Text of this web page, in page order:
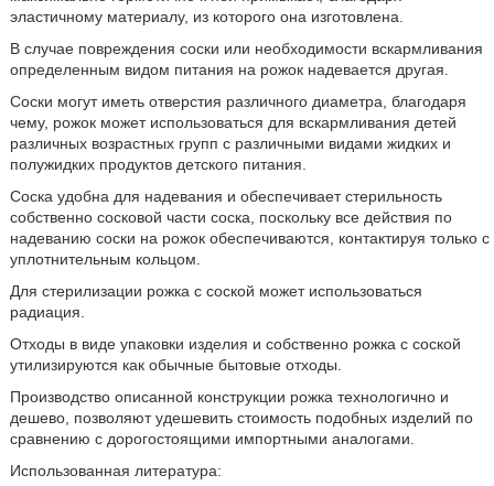
эластичному материалу, из которого она изготовлена.
В случае повреждения соски или необходимости вскармливания
определенным видом питания на рожок надевается другая.
Соски могут иметь отверстия различного диаметра, благодаря
чему, рожок может использоваться для вскармливания детей
различных возрастных групп с различными видами жидких и
полужидких продуктов детского питания.
Соска удобна для надевания и обеспечивает стерильность
собственно сосковой части соска, поскольку все действия по
надеванию соски на рожок обеспечиваются, контактируя только с
уплотнительным кольцом.
Для стерилизации рожка с соской может использоваться
радиация.
Отходы в виде упаковки изделия и собственно рожка с соской
утилизируются как обычные бытовые отходы.
Производство описанной конструкции рожка технологично и
дешево, позволяют удешевить стоимость подобных изделий по
сравнению с дорогостоящими импортными аналогами.
Использованная литература: